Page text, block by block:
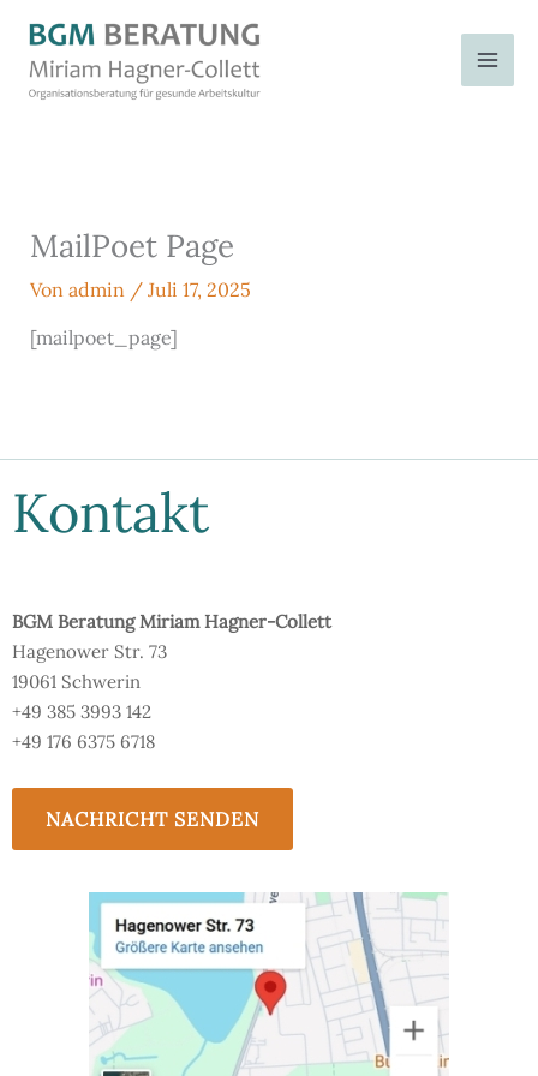
Inhalt
springen
MailPoet Page
Von admin / Juli 17, 2025
[mailpoet_page]
Kontakt
BGM Beratung Miriam Hagner-Collett
Hagenower Str. 73
19061 Schwerin
+49 385 3993 142
+49 176 6375 6718
NACHRICHT SENDEN